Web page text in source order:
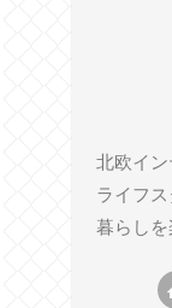
北欧イ
ライフス
暮らしを